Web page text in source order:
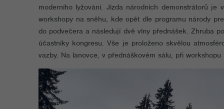
moderního lyžování. Jízda národních demonstrátorů
workshopy na sněhu, kde opět dle programu národy
do podvečera a následují dvě vlny přednášek. Zhruba
účastníky kongresu. Vše je proloženo skvělou
vazby. Na lanovce, v přednáškovém sálu, při workshopu